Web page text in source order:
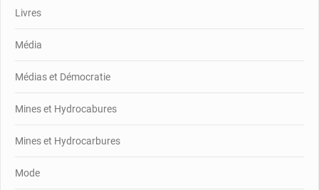
Livres
Média
Médias et Démocratie
Mines et Hydrocabures
Mines et Hydrocarbures
Mode